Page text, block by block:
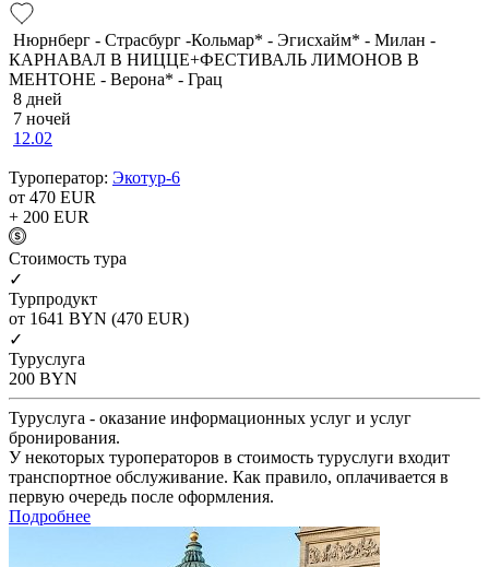
Нюрнберг - Страсбург -Кольмар* - Эгисхайм* - Милан -
КАРНАВАЛ В НИЦЦЕ+ФЕСТИВАЛЬ ЛИМОНОВ В
МЕНТОНЕ - Верона* - Грац
8 дней
7 ночей
12.02
Туроператор: Экотур-6
от 470 EUR
+ 200 EUR
Cтоимость тура
✓
Турпродукт
от 1641 BYN (470 EUR)
✓
Туруслуга
200 BYN
Туруслуга - оказание информационных услуг и услуг
бронирования.
У некоторых туроператоров в стоимость туруслуги входит
транспортное обслуживание. Как правило, оплачивается в
первую очередь после оформления.
Подробнее